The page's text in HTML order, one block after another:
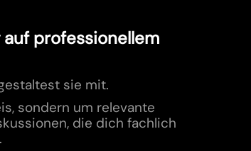
professionellem
sie mit.
sondern um relevante
die dich fachlich